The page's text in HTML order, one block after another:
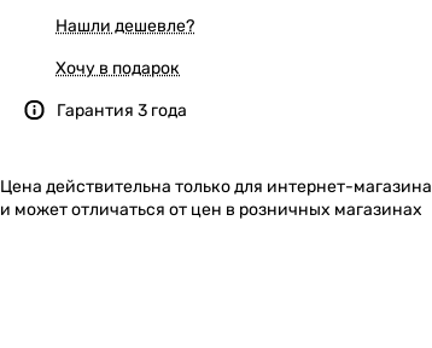
Нашли дешевле?
Хочу в подарок
Гарантия 3 года
Цена действительна только для интернет-магазина
и может отличаться от цен в розничных магазинах